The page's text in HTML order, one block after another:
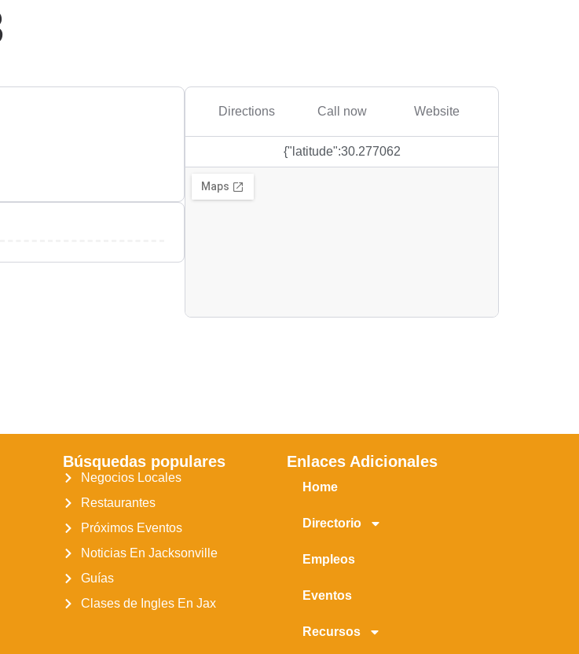
Directions Call now Website
{"latitude":30.277062
Búsquedas populares
Negocios Locales
Restaurantes
Próximos Eventos
Noticias En Jacksonville
Guías
Clases de Ingles En Jax
Enlaces Adicionales
Home
Directorio
Empleos
Eventos
Recursos